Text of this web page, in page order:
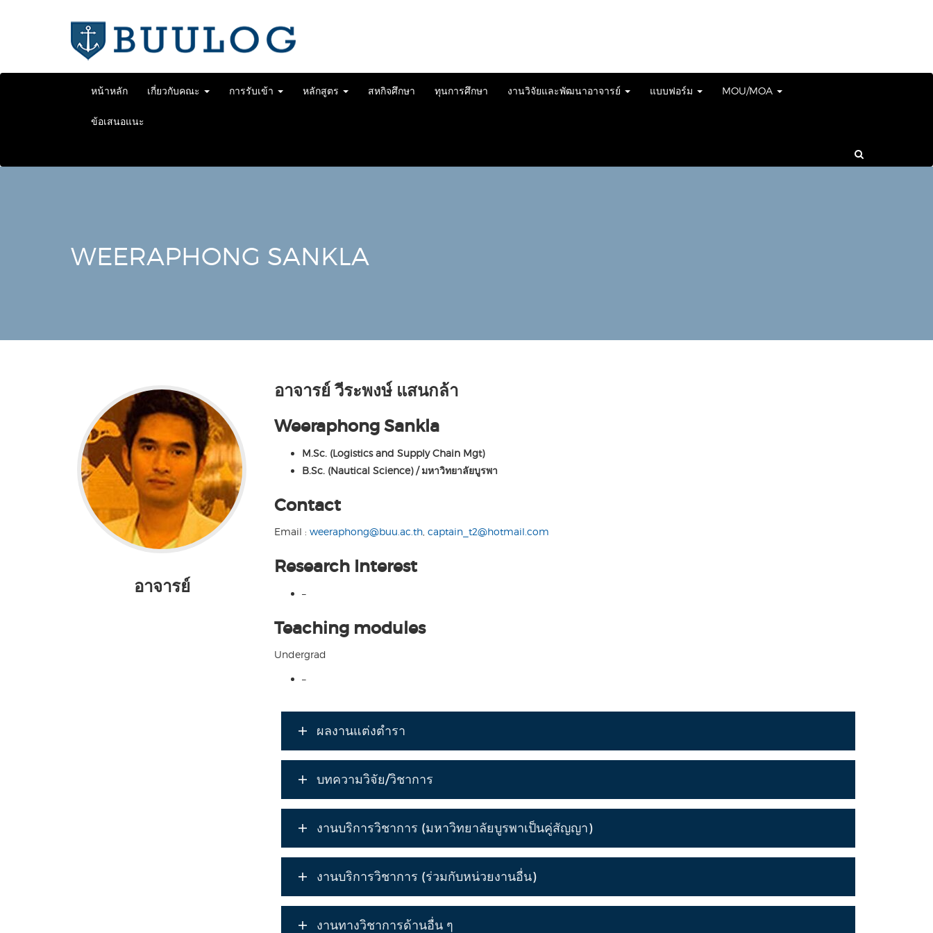
หน้าหลัก เกี่ยวกับคณะ การรับเข้า หลักสูตร สหกิจศึกษา ทุนการศึกษา งานวิจัยและพัฒนาอาจารย์ แบบฟอร์ม MOU/MOA
ข้อเสนอแนะ
WEERAPHONG SANKLA
อาจารย์
อาจารย์ วีระพงษ์ แสนกล้า
Weeraphong Sankla
M.Sc. (Logistics and Supply Chain Mgt)
B.Sc. (Nautical Science) / มหาวิทยาลัยบูรพา
Contact
Email : weeraphong@buu.ac.th, captain_t2@hotmail.com
Research Interest
–
Teaching modules
Undergrad
–
ผลงานแต่งตำรา
บทความวิจัย/วิชาการ
งานบริการวิชาการ (มหาวิทยาลัยบูรพาเป็นคู่สัญญา)
งานบริการวิชาการ (ร่วมกับหน่วยงานอื่น)
งานทางวิชาการด้านอื่น ๆ